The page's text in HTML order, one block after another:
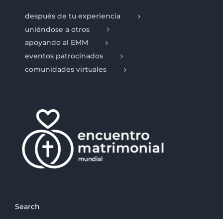
después de tu experiencia
uniéndose a otros
apoyando al EMM
eventos patrocinados
comunidades virtuales
Search